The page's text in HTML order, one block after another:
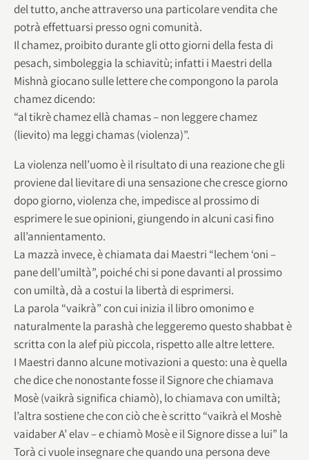
del tutto, anche attraverso una particolare vendita che
potrà effettuarsi presso ogni comunità.
Il chamez, proibito durante gli otto giorni della festa di
pesach, simboleggia la schiavitù; infatti i Maestri della
Mishnà giocano sulle lettere che compongono la parola
chamez dicendo:
“al tikrè chamez ellà chamas – non leggere chamez
(lievito) ma leggi chamas (violenza)”.
La violenza nell’uomo è il risultato di una reazione che gli
proviene dal lievitare di una sensazione che cresce giorno
dopo giorno, violenza che, impedisce al prossimo di
esprimere le sue opinioni, giungendo in alcuni casi fino
all’annientamento.
La mazzà invece, è chiamata dai Maestri “lechem ‘oni –
pane dell’umiltà”, poiché chi si pone davanti al prossimo
con umiltà, dà a costui la libertà di esprimersi.
La parola “vaikrà” con cui inizia il libro omonimo e
naturalmente la parashà che leggeremo questo shabbat è
scritta con la alef più piccola, rispetto alle altre lettere.
I Maestri danno alcune motivazioni a questo: una è quella
che dice che nonostante fosse il Signore che chiamava
Mosè (vaikrà significa chiamò), lo chiamava con umiltà;
l’altra sostiene che con ciò che è scritto “vaikrà el Moshè
vaidaber A’ elav – e chiamò Mosè e il Signore disse a lui” la
Torà ci vuole insegnare che quando una persona deve